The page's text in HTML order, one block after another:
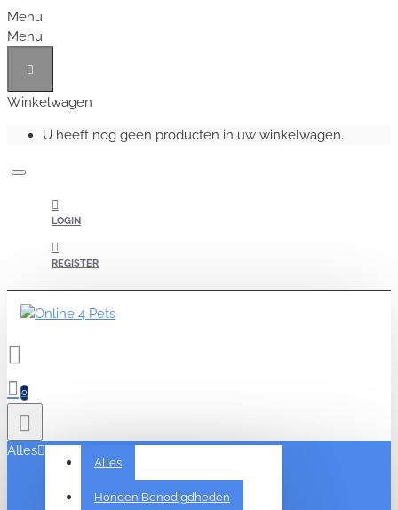
Menu
Menu
Winkelwagen
U heeft nog geen producten in uw winkelwagen.
LOGIN
REGISTER
0
Alles
Alles
Honden Benodigdheden